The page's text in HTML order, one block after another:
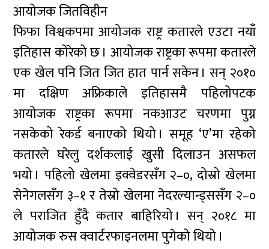
आयोजक जितविहीन
फिफा विश्वकपमा आयोजक राष्ट्र कतारले एउटा नयाँ
इतिहास कोरेको छ । आयोजक राष्ट्रका रूपमा कतारले
एक खेल पनि जित जित हात पार्न सकेन । सन् २०१०
मा दक्षिण अफ्रिकाले इतिहासमै पहिलोपटक
आयोजक राष्ट्रका रूपमा नकआउट चरणमा पुग्न
नसकेको रेकर्ड बनाएको थियो । समूह ‘ए’मा रहेको
कतारले घरेलु दर्शकलाई खुसी दिलाउन असफल
भयो । पहिलो खेलमा इक्वेडरसँग २–०, दोस्रो खेलमा
सेनेगलसँग ३–१ र तेस्रो खेलमा नेदरल्यान्ड्ससँग २–०
ले पराजित हुँदै कतार बाहिरियो । सन् २०१८ मा
आयोजक रुस क्वार्टरफाइनलमा पुगेको थियो ।